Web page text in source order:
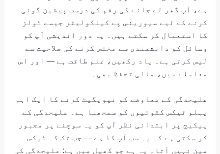
ہے، آپ گھر لے جانے کی رقم کی درست پیشین گوئی
کرنے کے لیے سیورینس پے کیلکولیٹر جیسے ٹولز
کا استعمال کر سکتے ہیں۔ یہ دور اندیشی آپ کو
وسائل کو دانشمندی سے مختص کرنے کی صلاحیت سے
لیس کرتی ہے۔ یاد رکھیں، علم طاقت ہے — اور اس
معاملے میں، مالی تحفظ بھی۔
علیحدگی کے معاوضے کو نیویگیٹ کرنے کا ایک اہم
پہلو ٹیکس کٹوتیوں کو سمجھنا ہے۔ علیحدگی کے
پیکیج پر ابتدائی نظر آپ کو یہ سوچنے پر مجبور
کر سکتی ہے کہ یہ سب آپ کا ہے — جب تک کہ ٹیکس
مین نہیں آتا۔ یہ ہے جو کھیل میں ہے: علیحدگی کی